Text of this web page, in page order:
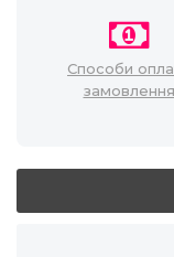
Способи
замовлення